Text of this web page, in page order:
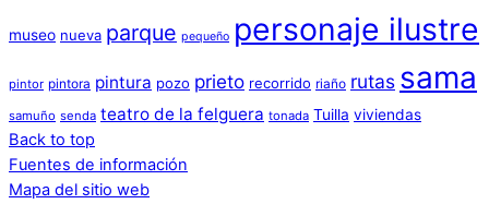
museo nueva parque pequeño personaje ilustre
pintor pintora pintura pozo prieto recorrido riaño rutas sama
samuño senda teatro de la felguera tonada Tuilla viviendas
Back to top
Fuentes de información
Mapa del sitio web